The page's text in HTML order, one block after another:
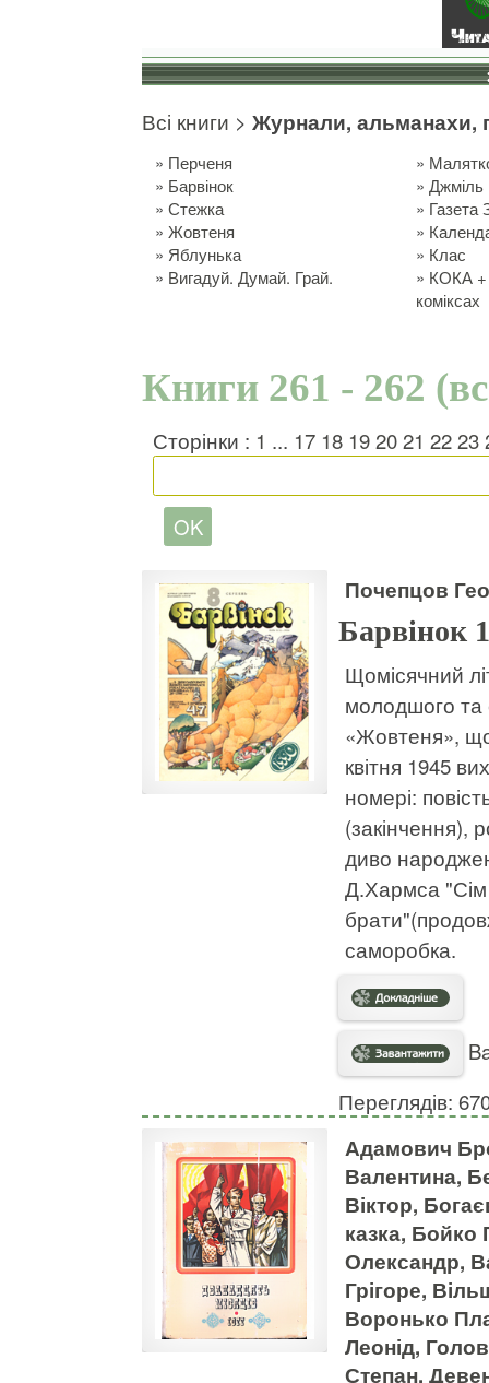
Всі книги > Журнали, альманахи,
» Перченя »
» Барвінок »Джміль
»Стежка » Газета
»Жовтеня »
» Яблунька » Клас
» Вигадуй. Думай. Грай. » КОКА +
коміксах
Книги 261 - 262
Сторінки : 1 ... 17 18 192021 2223
Почепцов
Барвінок
Щомісячний
молодшого та
«Жовтеня»,
квітня 1945
номері:
(закінчення),
диво
Д.Хармса "Сім
саморобка.
Переглядів:
Адамович
Валентина,
Віктор,
казка,
Олександр,
Грігоре,
Воронько
Леонід,
Степан,